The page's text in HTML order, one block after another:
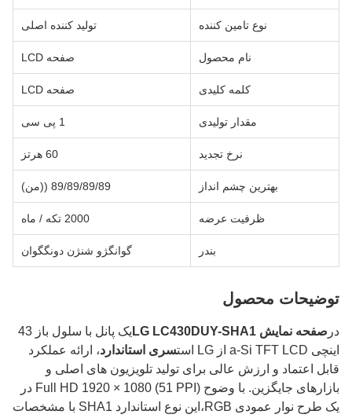
نوع تامین کننده تولید کننده اصلی
نام محصول صفحه LCD
کلمه کلیدی صفحه LCD
مقدار تولیدی
نرخ تجدید 60 هرتز
بهترین چشم انداز 89/89/89/89 ((من)
ظرفیت عرضه 2000 تکه / ماه
بندر گوانگژو شنژن دونگگوان
توضیحات محصول
درصفحه نمایش LG LC430DUY-SHA1
یک پانل با سلول باز 43
اینچی a-Si TFT LCD از LG است
سری استاندارد ، ارائه عملکرد
قابل اعتماد و ارزش عالی برای تولید تلویزیون های اصلی و
بازارهای جایگزین. با وضوح Full HD 1920 × 1080 (51 PPI) در
یک طرح نوار عمودی RGB،این نوع استاندارد SHA1 با مشخصات